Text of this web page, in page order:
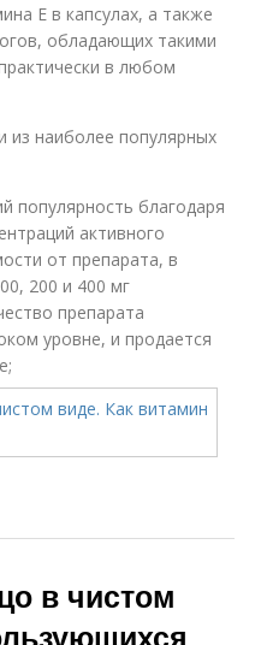
Е в капсулах, а также
обладающих такими
в любом
из наиболее популярных
популярность благодаря
активного
от препарата, в
200 и 400 мг
препарата
уровне, и продается
в чистом